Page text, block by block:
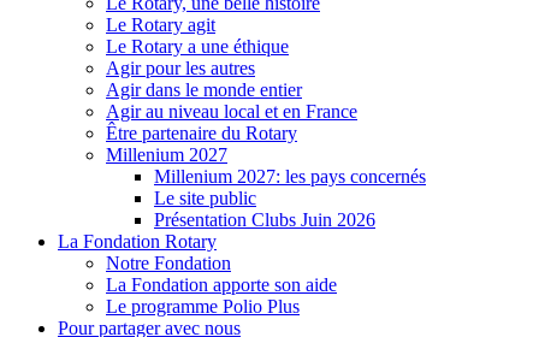
Le Rotary agit
Le Rotary a une éthique
Agir pour les autres
Agir dans le monde entier
Agir au niveau local et en France
Être partenaire du Rotary
Millenium 2027
Millenium 2027: les pays concernés
Le site public
Présentation Clubs Juin 2026
La Fondation Rotary
Notre Fondation
La Fondation apporte son aide
Le programme Polio Plus
Pour partager avec nous